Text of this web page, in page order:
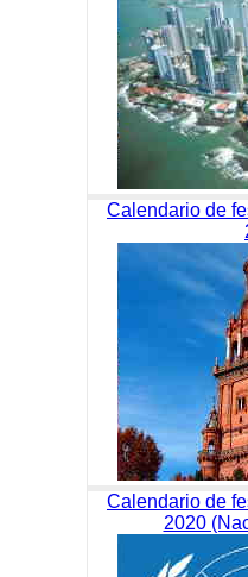
Calendario de
Calendario de
2020